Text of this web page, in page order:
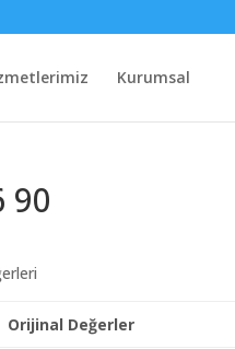
Kurumsal
90
Orijinal Değerler